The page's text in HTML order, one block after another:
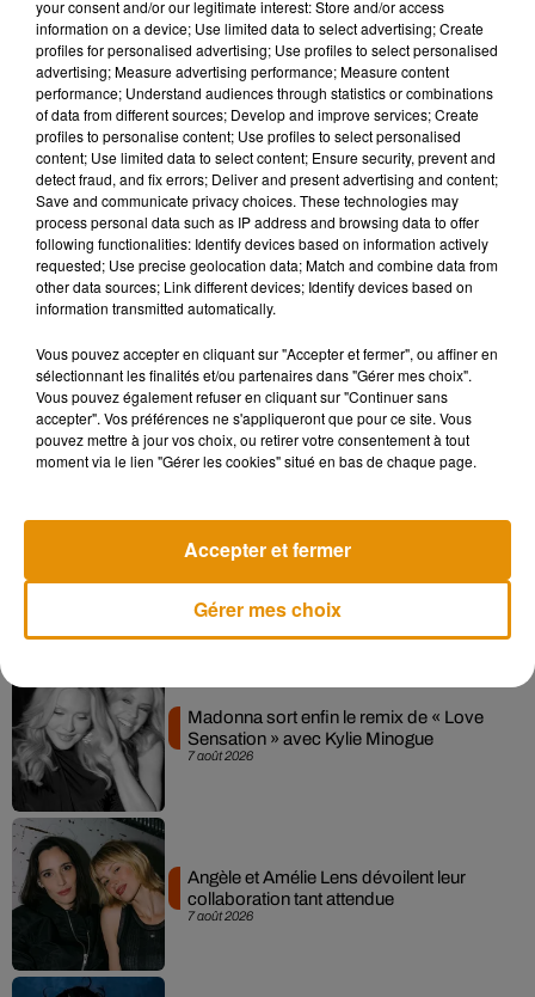
vont se trouver dans la situation (de ne pas pouvoir scolariser
leurs enfants) va mécaniquement diminuer à partir du 2 juin"
a encore espéré le chef du gouvernement.
Interrogé par ailleurs sur la difficulté pour les parents de
s'organiser avec leurs employeurs en fonction de jours de
scolarisation irréguliers et aléatoires, Édouard Philippe a
appelé à
"engager le débat avec les communautés
pédagogiques, avec les directeurs d'école, avec les
enseignants pour faire en sorte de prendre en compte cette
contrainte".
entendable: toute personne raisonnable peut parfaitement
comprendre que ça a un sens de faire en sorte que
l'ensemble du système productif puisse repartir, c'est l'intérêt
collectif, c'est l'intérêt du pays et on peut probablement avec
Musique
7 août 2026
Madonna sort enfin le remix de « Love
Sensation » avec Kylie Minogue
7 août 2026
Angèle et Amélie Lens dévoilent leur
collaboration tant attendue
your consent and/or our legitimate interest: Store and/or access
information on a device; Use limited data to select advertising; Create
profiles for personalised advertising; Use profiles to select personalised
advertising; Measure advertising performance; Measure content
performance; Understand audiences through statistics or combinations
of data from different sources; Develop and improve services; Create
profiles to personalise content; Use profiles to select personalised
content; Use limited data to select content; Ensure security, prevent and
detect fraud, and fix errors; Deliver and present advertising and content;
Save and communicate privacy choices. These technologies may
process personal data such as IP address and browsing data to offer
following functionalities: Identify devices based on information actively
requested; Use precise geolocation data; Match and combine data from
other data sources; Link different devices; Identify devices based on
information transmitted automatically.
Vous pouvez accepter en cliquant sur "Accepter et fermer", ou affiner en
sélectionnant les finalités et/ou partenaires dans "Gérer mes choix".
Vous pouvez également refuser en cliquant sur "Continuer sans
accepter". Vos préférences ne s'appliqueront que pour ce site. Vous
pouvez mettre à jour vos choix, ou retirer votre consentement à tout
moment via le lien "Gérer les cookies" situé en bas de chaque page.
Gérer mes choix
Accepter et fermer